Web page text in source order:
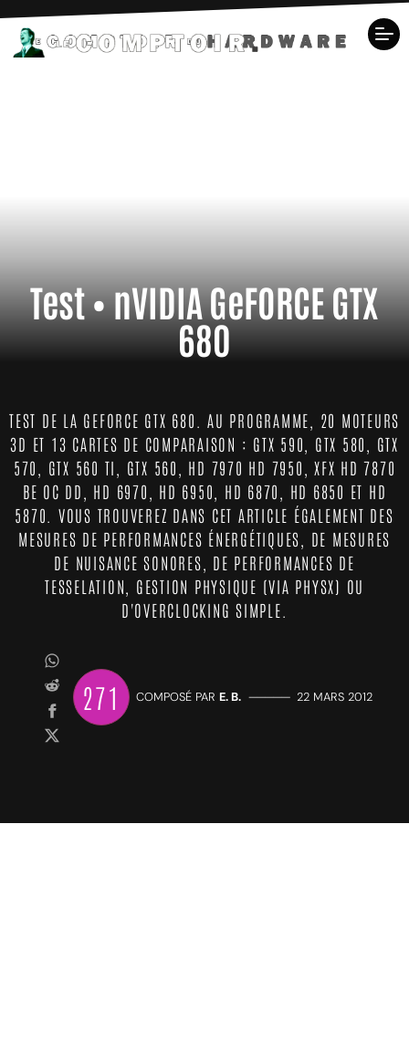
Test • nVIDIA GeFORCE GTX
680
TEST DE LA GEFORCE GTX 680. AU PROGRAMME, 20 MOTEURS
3D ET 13 CARTES DE COMPARAISON : GTX 590, GTX 580, GTX
570, GTX 560 TI, GTX 560, HD 7970 HD 7950, XFX HD 7870
BE OC DD, HD 6970, HD 6950, HD 6870, HD 6850 ET HD
5870. VOUS TROUVEREZ DANS CET ARTICLE ÉGALEMENT DES
MESURES DE PERFORMANCES ÉNERGÉTIQUES, DE MESURES
DE NUISANCE SONORES, DE PERFORMANCES DE
TESSELATION, GESTION PHYSIQUE (VIA PHYSX) OU
D'OVERCLOCKING SIMPLE.
271 COMPOSÉ PAR E. B. ————— 22 MARS 2012